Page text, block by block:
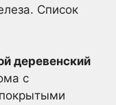
Список
деревенский
с